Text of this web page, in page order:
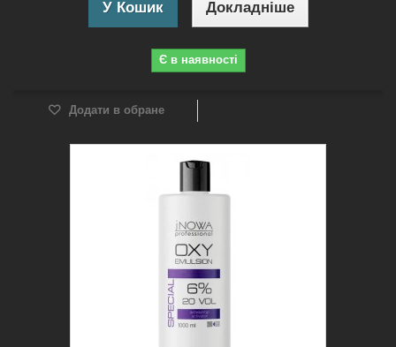
У Кошик Докладніше
Є в наявності
Додати в обране